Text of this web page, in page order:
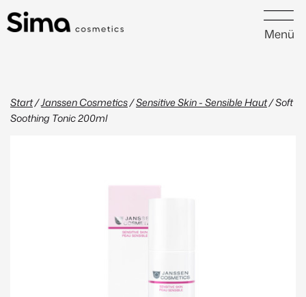
Menü
Start/Janssen Cosmetics/Sensitive Skin - Sensible Haut/ Soft
Soothing Tonic 200ml